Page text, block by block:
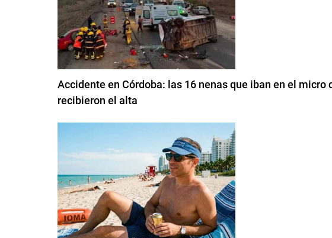
Accidente en Córdoba: las 16 nenas que iban en el micro
recibieron el alta